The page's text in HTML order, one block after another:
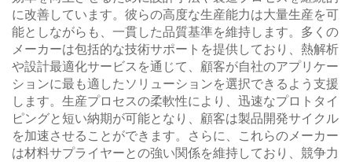
に改善しています。彼らの高度な生産能力は大量生産を可
能としながらも、一貫した品質基準を維持します。多くの
メーカーは包括的な技術サポートを提供しており、熱解析
や設計最適化サービスを通じて、顧客が自社のアプリケー
ションに最も適したソリューションを選択できるよう支援
します。生産プロセスの柔軟性により、迅速なプロトタイ
ピングと短い納期が可能となり、顧客は製品開発サイクル
を加速させることができます。さらに、これらのメーカー
は材料サプライヤーとの強い関係を維持しており、競争力